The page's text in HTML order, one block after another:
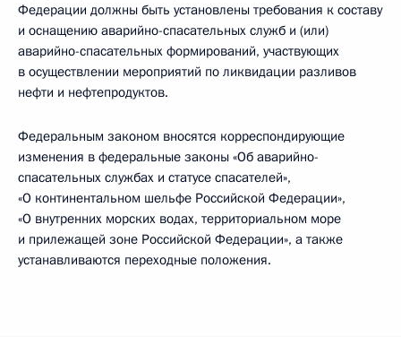
Федерации должны быть установлены требования к составу
и оснащению аварийно-спасательных служб и (или)
аварийно-спасательных формирований, участвующих
в осуществлении мероприятий по ликвидации разливов
нефти и нефтепродуктов.
Федеральным законом вносятся корреспондирующие
изменения в федеральные законы «Об аварийно-
спасательных службах и статусе спасателей»,
«О континентальном шельфе Российской Федерации»,
«О внутренних морских водах, территориальном море
и прилежащей зоне Российской Федерации», а также
устанавливаются переходные положения.